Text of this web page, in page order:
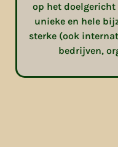
op het
unieke en hele
sterke (ook
bedrijven,